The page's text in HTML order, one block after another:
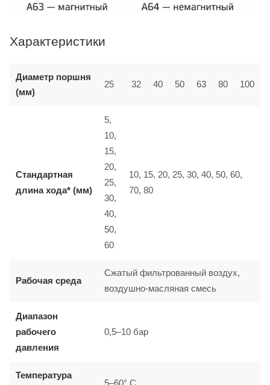
Характеристики
Диаметр поршня
(мм)
25 32 40 50 63 80 100
Стандартная
длина хода* (мм)
5,
10,
15,
20,
25,
30,
40,
50,
60
10, 15, 20, 25, 30, 40, 50, 60,
70, 80
Рабочая среда
Сжатый фильтрованный воздух,
воздушно-масляная смесь
Диапазон
рабочего
давления
0,5–10 бар
Температура
5–60° C